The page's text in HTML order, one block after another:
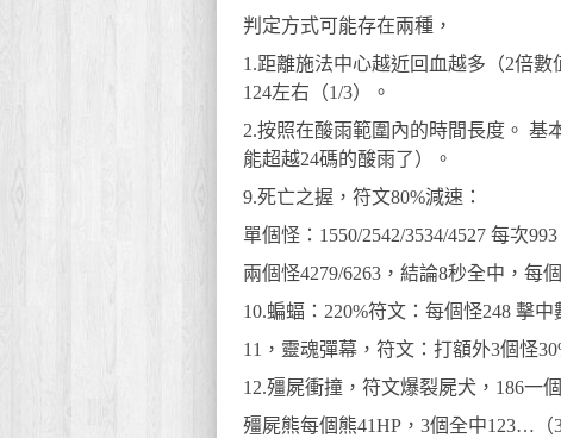
判定方式可能存在兩種，
1.距離施法中心越近回血越多（2倍
124左右（1/3）。
2.按照在酸雨範圍內的時間長度。 基
能超越24碼的酸雨了）。
9.死亡之握，符文80%減速：
單個怪：1550/2542/3534/4527 每次
兩個怪4279/6263，結論8秒全中，每
10.蝙蝠：220%符文：每個怪248 擊
11，靈魂彈幕，符文：打額外3個怪
12.殭屍衝撞，符文爆裂屍犬，186一
殭屍熊每個熊41HP，3個全中123…（